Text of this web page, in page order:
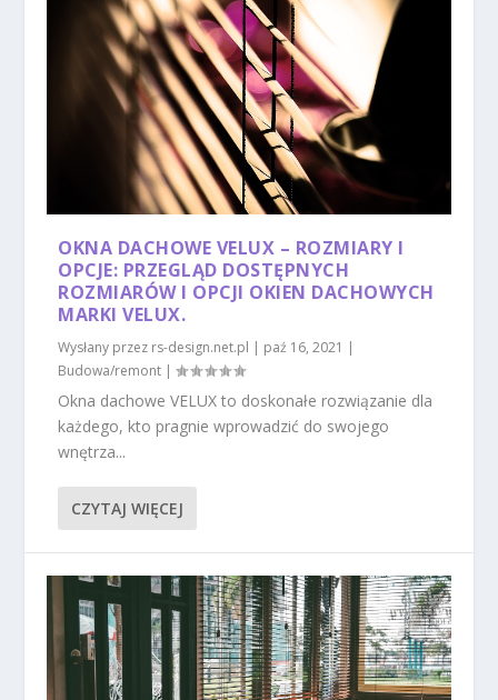
OKNA DACHOWE VELUX – ROZMIARY I
OPCJE: PRZEGLĄD DOSTĘPNYCH
ROZMIARÓW I OPCJI OKIEN DACHOWYCH
MARKI VELUX.
Wysłany przez rs-design.net.pl | paź 16, 2021 |
Budowa/remont |
Okna dachowe VELUX to doskonałe rozwiązanie dla
każdego, kto pragnie wprowadzić do swojego
wnętrza...
CZYTAJ WIĘCEJ